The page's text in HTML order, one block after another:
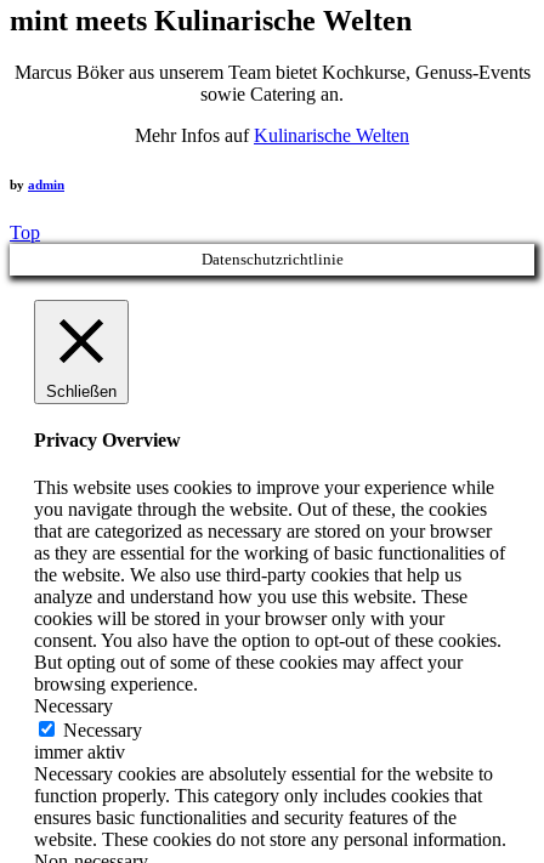
mint meets Kulinarische Welten
Marcus Böker aus unserem Team bietet Kochkurse, Genuss-Events
sowie Catering an.
Mehr Infos aufKulinarische Welten
by admin
Top
Datenschutzrichtlinie
Schließen
Privacy Overview
This website uses cookies to improve your experience while
you navigate through the website. Out of these, the cookies
that are categorized as necessary are stored on your browser
as they are essential for the working of basic functionalities of
the website. We also use third-party cookies that help us
analyze and understand how you use this website. These
cookies will be stored in your browser only with your
consent. You also have the option to opt-out of these cookies.
But opting out of some of these cookies may affect your
browsing experience.
Necessary
Necessary
immer aktiv
Necessary cookies are absolutely essential for the website to
function properly. This category only includes cookies that
ensures basic functionalities and security features of the
website. These cookies do not store any personal information.